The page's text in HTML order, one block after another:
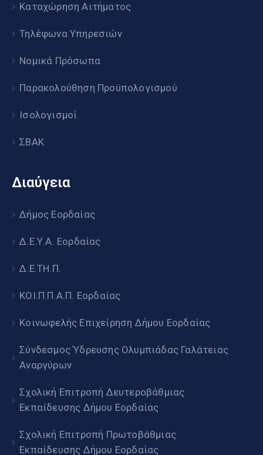
Καταχώρηση Αιτήματος
Τηλέφωνα Υπηρεσιών
Νομικά Πρόσωπα
Παρακολούθηση Προϋπολογισμού
Ισολογισμοί
ΣΒΑΚ
Διαύγεια
Δήμος Εορδαίας
Δ.Ε.Υ.Α. Εορδαίας
Δ.Ε.ΤΗ.Π.
ΚΟΙ.Π.Π.Α.Π. Εορδαίας
Κοινωφελής Επιχείρηση Δήμου Εορδαίας
Σύνδεσμος Ύδρευσης Ολυμπιάδας Γαλάτειας
Αναργύρων
Σχολική Επιτροπή Δευτεροβάθμιας
Εκπαίδευσης Δήμου Εορδαίας
Σχολική Επιτροπή Πρωτοβάθμιας
Εκπαίδευσης Δήμου Εορδαίας